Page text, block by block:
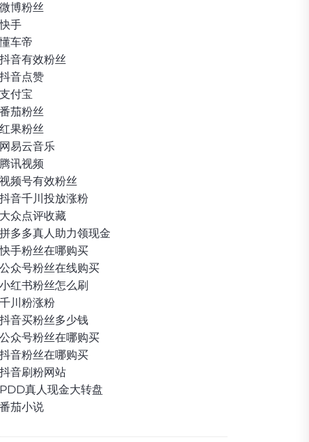
微博粉丝
快手
懂车帝
抖音有效粉丝
抖音点赞
支付宝
番茄粉丝
红果粉丝
网易云音乐
腾讯视频
视频号有效粉丝
抖音千川投放涨粉
大众点评收藏
拼多多真人助力领现金
快手粉丝在哪购买
公众号粉丝在线购买
小红书粉丝怎么刷
千川粉涨粉
抖音买粉丝多少钱
公众号粉丝在哪购买
抖音粉丝在哪购买
抖音刷粉网站
PDD真人现金大转盘
番茄小说